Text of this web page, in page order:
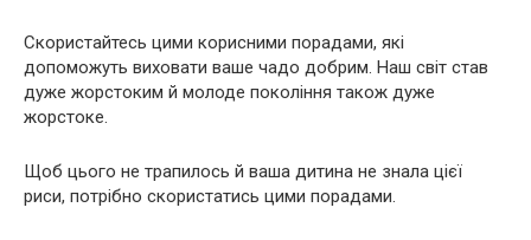
Скористайтесь цими корисними порадами, які
допоможуть виховати ваше чадо добрим. Наш світ став
дуже жорстоким й молоде покоління також дуже
жорстоке.
Щоб цього не трапилось й ваша дитина не знала цієї
риси, потрібно скористатись цими порадами.